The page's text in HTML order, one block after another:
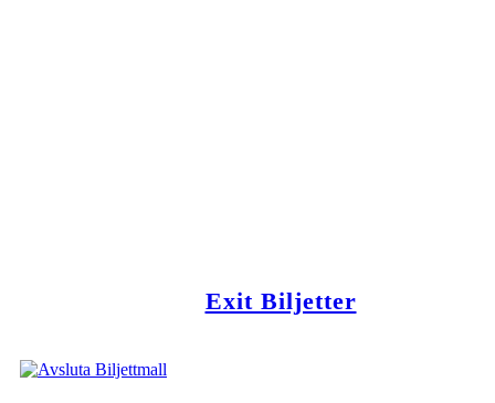
Exit Biljetter